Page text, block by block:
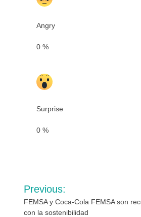
Angry
0 %
Surprise
0 %
Navegación
de
Previous:
FEMSA y Coca-Cola FEMSA son
con la sostenibilidad